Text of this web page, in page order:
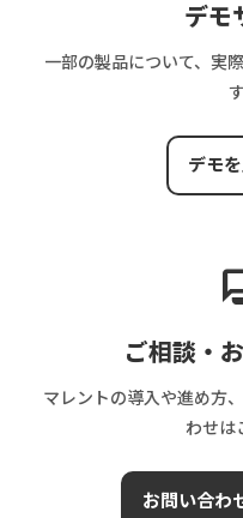
デモ
一部の製品について、実
デモ
ご相談・
マレントの導入や進め方
わせは
お問い合わ